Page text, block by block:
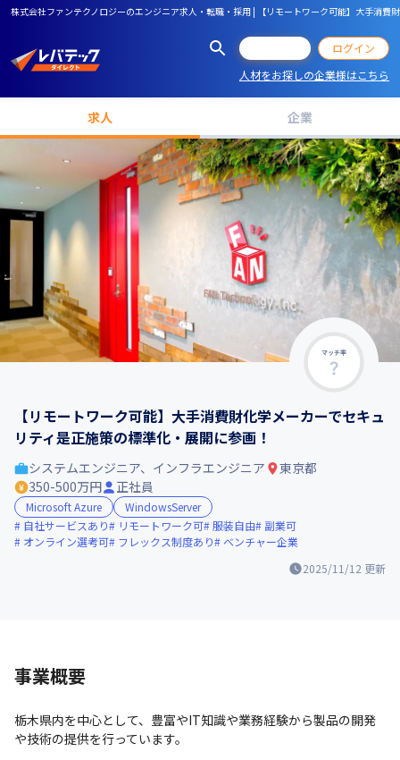
株式会社ファンテクノロジーのエンジニア求人・転職・採用 | 【リモートワーク可能】大手消費
ログイン
人材をお探しの企業様はこちら
求人 企業
マッチ率
【リモートワーク可能】大手消費財化学メーカーでセキュ
リティ是正施策の標準化・展開に参画！
2025/11/12 更新
システムエンジニア、インフラエンジニア
東京都
350-500万円
正社員
Microsoft Azure
WindowsServer
自社サービスあり
リモートワーク可 服装自由
副業可
オンライン選考可
フレックス制度あり ベンチャー企業
事業概要
栃木県内を中心として、豊富やIT知識や業務経験から製品の開発
や技術の提供を行っています。